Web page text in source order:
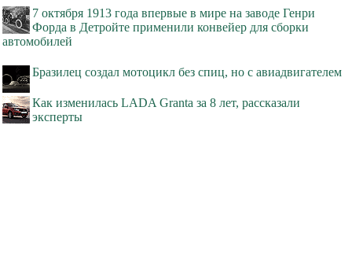
7 октября 1913 года впервые в мире на заводе Генри
Форда в Детройте применили конвейер для сборки
автомобилей
Бразилец создал мотоцикл без спиц, но с авиадвигателем
Как изменилась LADA Granta за 8 лет, рассказали
эксперты